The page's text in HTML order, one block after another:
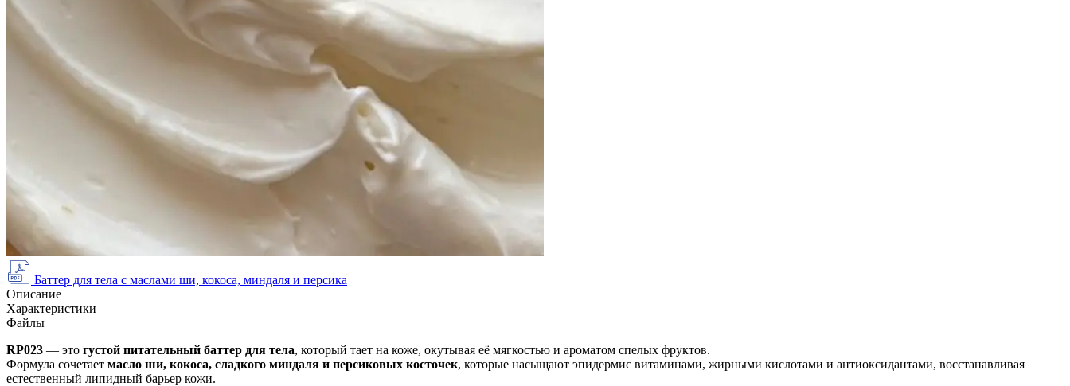
Баттер для тела с маслами ши, кокоса, миндаля и персика
Описание
Характеристики
Файлы
RP023 — это густой питательный баттер для тела, который тает на коже, окутывая её мягкостью и ароматом спелых фруктов.
Формула сочетает масло ши, кокоса, сладкого миндаля и персиковых косточек, которые насыщают эпидермис витаминами, жирными кислотами и антиоксидантами, восстанавливая
естественный липидный барьер кожи.